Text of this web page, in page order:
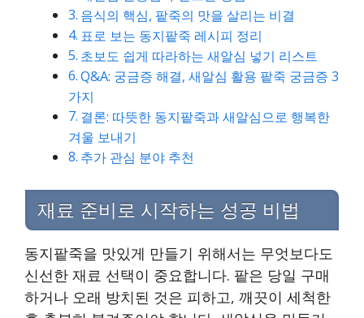
음식의 핵심, 팥죽의 맛을 살리는 비결
표로 보는 동지팥죽 레시피 정리
초보도 쉽게 따라하는 새알심 넣기 리스트
Q&A: 궁금증 해결, 새알심 활용 팥죽 궁금증 3
가지
결론: 따뜻한 동지팥죽과 새알심으로 행복한
겨울 보내기
추가 관심 분야 추천
재료 준비로 시작하는 성공 비법
동지팥죽을 맛있게 만들기 위해서는 무엇보다도
신선한 재료 선택이 중요합니다. 팥은 당일 구매
하거나 오래 방치된 것은 피하고, 깨끗이 세척한